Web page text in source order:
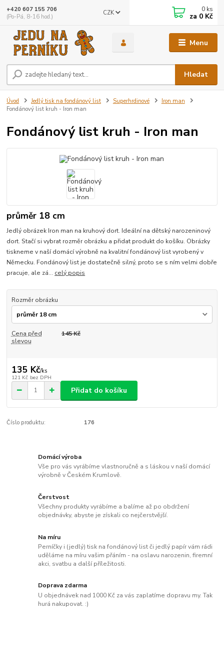
Menu
CZK
Hledat
+420 607 155 706
(Po-Pá, 8-16 hod.)
0 ks
za 0 Kč
Úvod Jedlý tisk na fondánový list Superhrdinové
Iron man
Fondánový list kruh - Iron man
Fondánový list kruh - Iron man
průměr 18 cm
Jedlý obrázek Iron man na kruhový dort. Ideální na dětský narozeninový
dort. Stačí si vybrat rozměr obrázku a přidat produkt do košíku. Obrázky
tiskneme v naší domácí výrobně na kvalitní fondánový list vyrobený v
Německu. Fondánový list je dostatečně silný, proto se s ním velmi dobře
pracuje, ale zá... celý popis
Rozměr obrázku
Cena před
slevou
145 Kč
135 Kč/ks
121 Kč bez DPH
Přidat do košíku
Číslo produktu: 176
Domácí výroba
Vše pro vás vyrábíme vlastnoručně a s láskou v naší domácí
výrobně v Českém Krumlově.
Čerstvost
Všechny produkty vyrábíme a balíme až po obdržení
objednávky, abyste je získali co nejčerstvější.
Na míru
Perníčky i (jedlý) tisk na fondánový list či jedlý papír vám rádi
uděláme na míru vašim přáním - na oslavu narozenin, firemní
akci, svatbu a další příležitosti.
Doprava zdarma
U objednávek nad 1000 Kč za vás zaplatíme dopravu my. Tak
hurá nakupovat. :)